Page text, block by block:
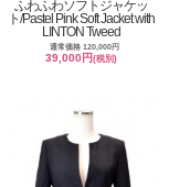
ふわふわソフトジャケッ
ト/Pastel Pink Soft Jacket with
LINTON Tweed
通常価格 120,000円
39,000円(税別)